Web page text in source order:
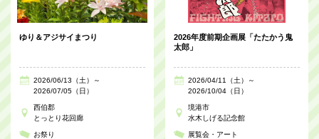
ゆり＆アジサイまつり
2026/06/13（土）～
2026/07/05（日）
西伯郡
とっとり花回廊
お祭り
2026年度前期企画展「たたかう鬼
太郎」
2026/04/11（土）～
2026/10/04（日）
境港市
水木しげる記念館
展覧会・アート